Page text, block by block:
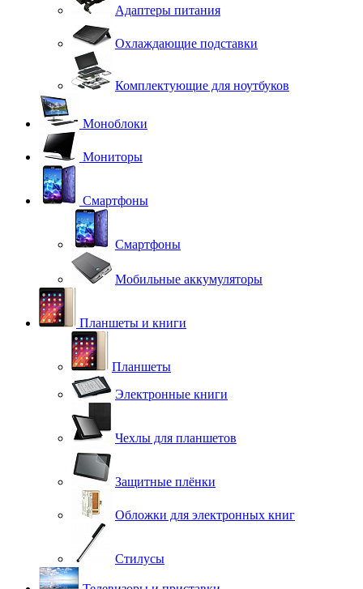
Адаптеры питания
Охлаждающие подставки
Комплектующие для ноутбуков
Моноблоки
Мониторы
Смартфоны
Смартфоны
Мобильные аккумуляторы
Планшеты и книги
Планшеты
Электронные книги
Чехлы для планшетов
Защитные плёнки
Обложки для электронных книг
Стилусы